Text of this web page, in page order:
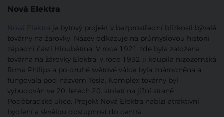
Nová Elektra
Nová Elektra
je bytový projekt v bezprostřední blízkosti bývalé
továrny na žárovky. Název odkazuje na průmyslovou historii
západní části Hloubětína. V roce 1921 zde byla založena
továrna na žárovky Elektra, v roce 1932 ji koupila nizozemská
firma Philips a po druhé světové válce byla znárodněna a
fungovala pod názvem Tesla. Komplex továrny byl
vybudován ve 20. letech 20. století na jižní straně
Poděbradské ulice. Projekt Nová Elektra nabízí atraktivní
bydlení a skvělou dostupnost do centra.